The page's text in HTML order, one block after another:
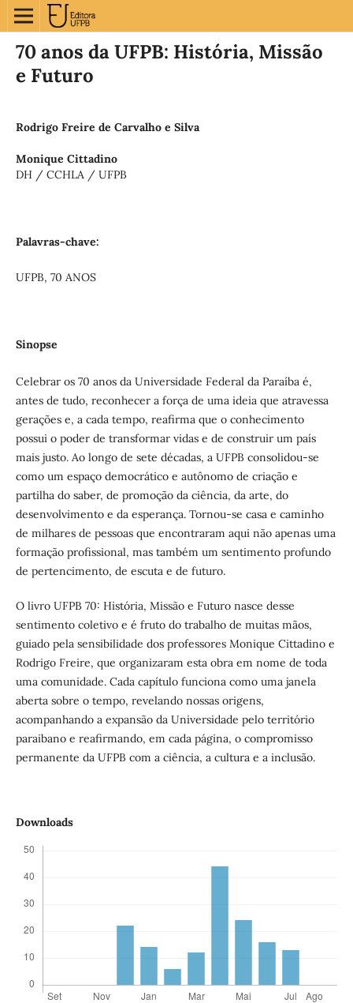
70 anos da UFPB: História, Missão
e Futuro
Rodrigo Freire de Carvalho e Silva
Monique Cittadino
DH / CCHLA / UFPB
Palavras-chave:
UFPB, 70 ANOS
Sinopse
Celebrar os 70 anos da Universidade Federal da Paraíba é,
antes de tudo, reconhecer a força de uma ideia que atravessa
gerações e, a cada tempo, reafirma que o conhecimento
possui o poder de transformar vidas e de construir um país
mais justo. Ao longo de sete décadas, a UFPB consolidou-se
como um espaço democrático e autônomo de criação e
partilha do saber, de promoção da ciência, da arte, do
desenvolvimento e da esperança. Tornou-se casa e caminho
de milhares de pessoas que encontraram aqui não apenas uma
formação profissional, mas também um sentimento profundo
de pertencimento, de escuta e de futuro.
O livro UFPB 70: História, Missão e Futuro nasce desse
sentimento coletivo e é fruto do trabalho de muitas mãos,
guiado pela sensibilidade dos professores Monique Cittadino e
Rodrigo Freire, que organizaram esta obra em nome de toda
uma comunidade. Cada capítulo funciona como uma janela
aberta sobre o tempo, revelando nossas origens,
acompanhando a expansão da Universidade pelo território
paraibano e reafirmando, em cada página, o compromisso
permanente da UFPB com a ciência, a cultura e a inclusão.
Downloads